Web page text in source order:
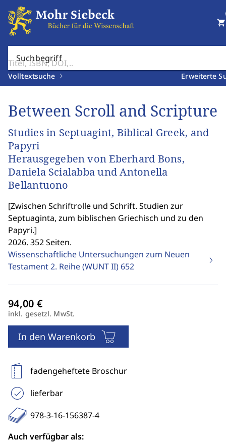
Suchbegriff
Volltextsuche Erweiterte
shopping_cart
Between Scroll and Scripture
Studies in Septuagint, Biblical Greek, and
Papyri
Herausgegeben von Eberhard Bons,
Daniela Scialabba und Antonella
Bellantuono
[Zwischen Schriftrolle und Schrift. Studien zur
Septuaginta, zum biblischen Griechisch und zu den
Papyri.]
2026. 352 Seiten.
Wissenschaftliche Untersuchungen zum Neuen
Testament 2. Reihe (WUNT II) 652
inkl. gesetzl. MwSt.
In den Warenkorb
fadengeheftete Broschur
lieferbar
978-3-16-156387-4
Auch verfügbar als: